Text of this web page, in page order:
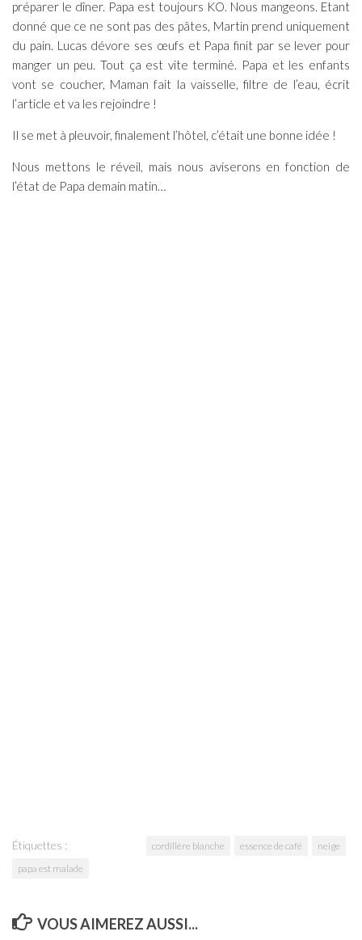
préparer le dîner. Papa est toujours KO. Nous mangeons. Etant
donné que ce ne sont pas des pâtes, Martin prend uniquement
du pain. Lucas dévore ses œufs et Papa finit par se lever pour
manger un peu. Tout ça est vite terminé. Papa et les enfants
vont se coucher, Maman fait la vaisselle, filtre de l’eau, écrit
l’article et va les rejoindre !
Il se met à pleuvoir, finalement l’hôtel, c’était une bonne idée !
Nous mettons le réveil, mais nous aviserons en fonction de
l’état de Papa demain matin…
Étiquettes : cordillère blanche essence de café
neige
papa est malade
VOUS AIMEREZ AUSSI...